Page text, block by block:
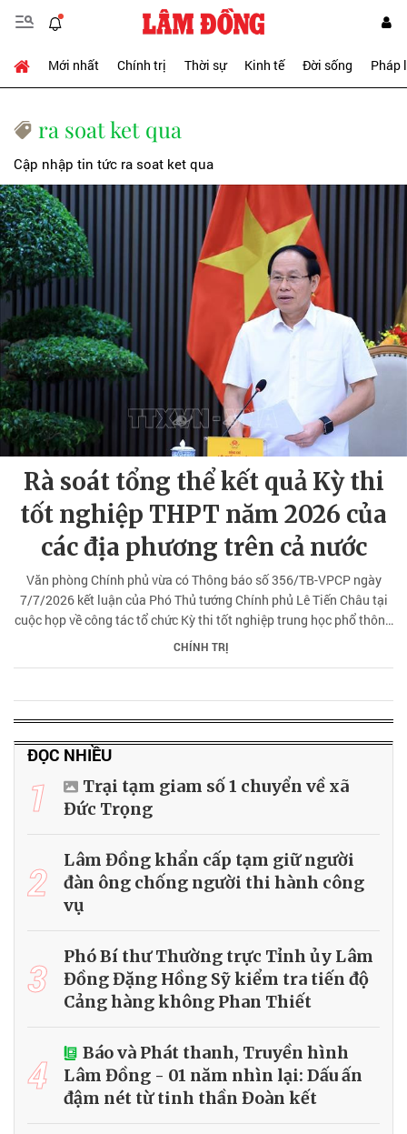
Mới nhất Chính trị Thời sự Kinh tế Đời sống Pháp
ra soat ket qua
Cập nhập tin tức ra soat ket qua
Rà soát tổng thể kết quả Kỳ thi
tốt nghiệp THPT năm 2026 của
các địa phương trên cả nước
Văn phòng Chính phủ vừa có Thông báo số 356/TB-VPCP ngày
7/7/2026 kết luận của Phó Thủ tướng Chính phủ Lê Tiến Châu tại
cuộc họp về công tác tổ chức Kỳ thi tốt nghiệp trung học phổ thông
(THPT) năm 2026 tại tỉnh Tuyên Quang.
CHÍNH TRỊ
ĐỌC NHIỀU
1
Trại tạm giam số 1 chuyển về xã
Đức Trọng
2
Lâm Đồng khẩn cấp tạm giữ người
đàn ông chống người thi hành công
vụ
3
Phó Bí thư Thường trực Tỉnh ủy Lâm
Đồng Đặng Hồng Sỹ kiểm tra tiến độ
Cảng hàng không Phan Thiết
4
Báo và Phát thanh, Truyền hình
Lâm Đồng - 01 năm nhìn lại: Dấu ấn
đậm nét từ tinh thần Đoàn kết